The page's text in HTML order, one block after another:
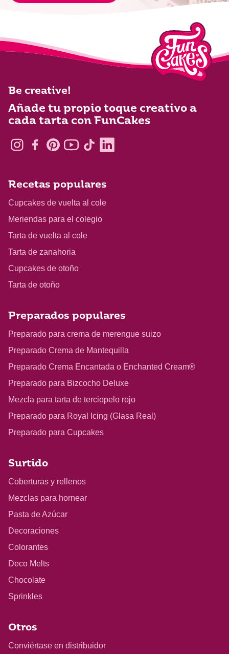
Be creative!
Añade tu propio toque creativo a
cada tarta con FunCakes
Recetas populares
Cupcakes de vuelta al cole
Meriendas para el colegio
Tarta de vuelta al cole
Tarta de zanahoria
Cupcakes de otoño
Tarta de otoño
Preparados populares
Preparado para crema de merengue suizo
Preparado Crema de Mantequilla
Preparado Crema Encantada o Enchanted Cream®
Preparado para Bizcocho Deluxe
Mezcla para tarta de terciopelo rojo
Preparado para Royal Icing (Glasa Real)
Preparado para Cupcakes
Surtido
Coberturas y rellenos
Mezclas para hornear
Pasta de Azúcar
Decoraciones
Colorantes
Deco Melts
Chocolate
Sprinkles
Otros
Conviértase en distribuidor